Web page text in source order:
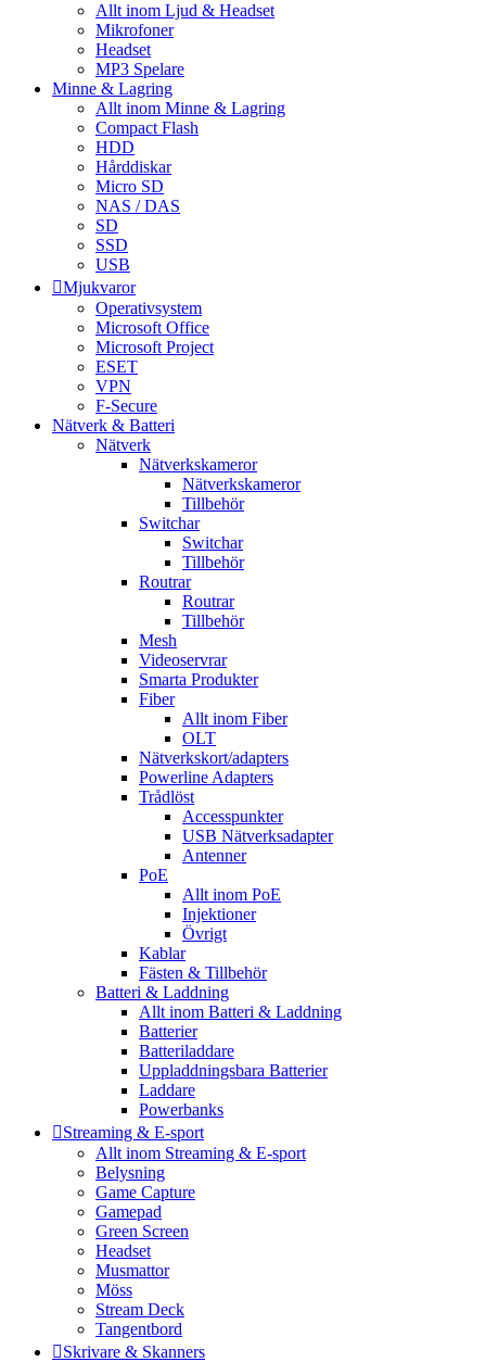
Allt inom Ljud & Headset
Mikrofoner
Headset
MP3 Spelare
Minne & Lagring
Allt inom Minne & Lagring
Compact Flash
HDD
Hårddiskar
Micro SD
NAS / DAS
SD
SSD
USB
Mjukvaror
Operativsystem
Microsoft Office
Microsoft Project
ESET
VPN
F-Secure
Nätverk & Batteri
Nätverk
Nätverkskameror
Nätverkskameror
Tillbehör
Switchar
Switchar
Tillbehör
Routrar
Routrar
Tillbehör
Mesh
Videoservrar
Smarta Produkter
Fiber
Allt inom Fiber
OLT
Nätverkskort/adapters
Powerline Adapters
Trådlöst
Accesspunkter
USB Nätverksadapter
Antenner
PoE
Allt inom PoE
Injektioner
Övrigt
Kablar
Fästen & Tillbehör
Batteri & Laddning
Allt inom Batteri & Laddning
Batterier
Batteriladdare
Uppladdningsbara Batterier
Laddare
Powerbanks
Streaming & E-sport
Allt inom Streaming & E-sport
Belysning
Game Capture
Gamepad
Green Screen
Headset
Musmattor
Möss
Stream Deck
Tangentbord
Skrivare & Skanners